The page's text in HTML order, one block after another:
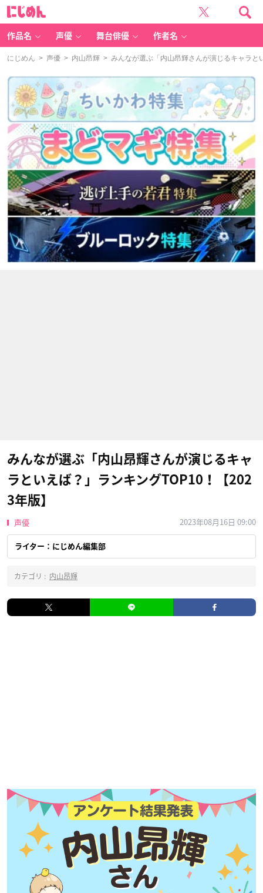
作品名 声優 舞台俳優 作者名
にじめん > 声優 > 内山昂輝 > みんなが選ぶ「内山昂輝さんが演じるキャラ
みんなが選ぶ「内山昂輝さんが演じるキャ
ラといえば？」ランキングTOP10！【202
3年版】
声優 2023年08月16日 09:00
ライター：にじめん編集部
カテゴリ : 内山昂輝